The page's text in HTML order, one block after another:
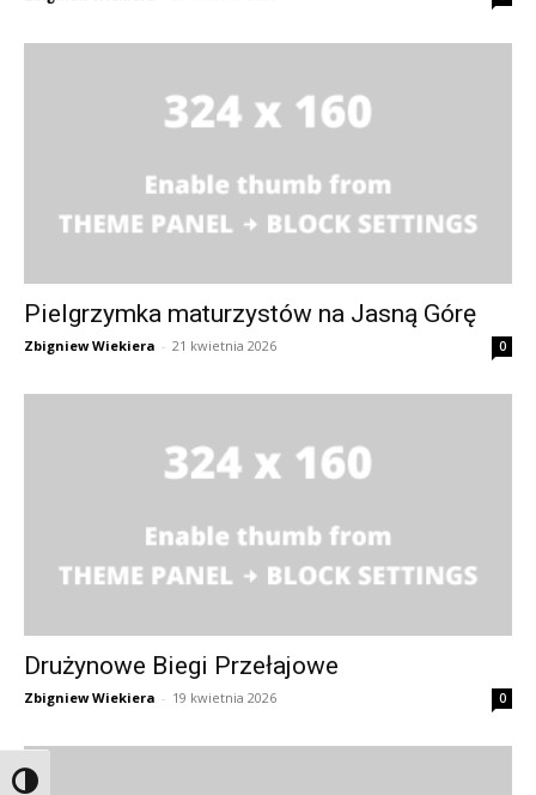
Przełącz wysoki kontrast
Pielgrzymka maturzystów na Jasną Górę
Zbigniew Wiekiera - 21 kwietnia 2026 0
Drużynowe Biegi Przełajowe
Zbigniew Wiekiera - 19 kwietnia 2026 0